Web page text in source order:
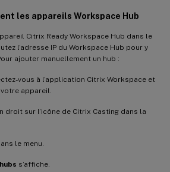
les appareils Workspace Hub
Citrix Ready Workspace Hub dans le
l’adresse IP du Workspace Hub pour y
ajouter manuellement un hub :
vous à l’application Citrix Workspace et
appareil.
droit sur l’icône de Citrix Casting dans la
le menu.
s’affiche.